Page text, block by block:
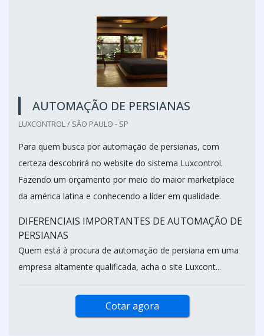
AUTOMAÇÃO DE PERSIANAS
LUXCONTROL / SÃO PAULO - SP
Para quem busca por automação de persianas, com
certeza descobrirá no website do sistema Luxcontrol.
Fazendo um orçamento por meio do maior marketplace
da américa latina e conhecendo a líder em qualidade.
DIFERENCIAIS IMPORTANTES DE AUTOMAÇÃO DE
PERSIANAS
Quem está à procura de automação de persiana em uma
empresa altamente qualificada, acha o site Luxcont...
Cotar agora